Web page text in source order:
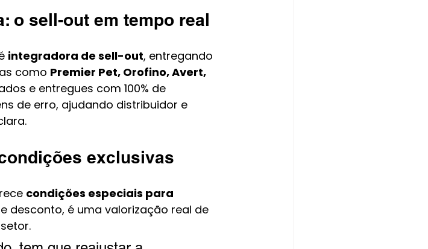
o sell-out em tempo real
integradora de sell-out, entregando
como Premier Pet, Orofino, Avert,
e entregues com 100% de
de erro, ajudando distribuidor e
exclusivas
condições especiais para
desconto, é uma valorização real de